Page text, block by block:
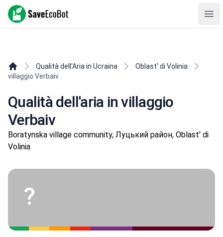
SaveEcoBot
Qualità dell'Aria in Ucraina
Oblast' di Volinia
villaggio Verbaiv
Qualità dell'aria in villaggio
Verbaiv
Boratynska village community, Луцький район, Oblast' di
Volinia
?